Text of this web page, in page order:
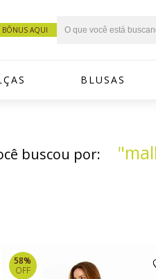
BÔNUS AQUI
BLUSAS
buscou por:
58%
OFF